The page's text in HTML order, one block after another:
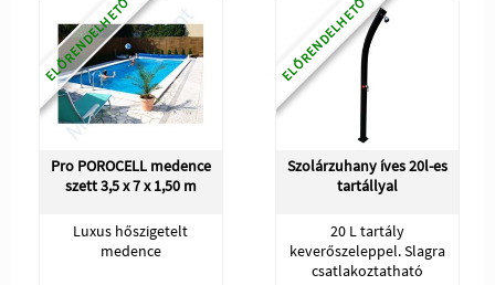
ELŐRENDELHETŐ
Pro POROCELL medence
szett 3,5 x 7 x 1,50 m
Luxus hőszigetelt
medence
ELŐRENDELHETŐ
Szolárzuhany íves 20l-es
tartállyal
20 L tartály
keverőszeleppel. Slagra
csatlakoztatható